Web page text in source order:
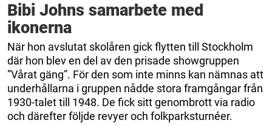
Bibi Johns samarbete med
ikonerna
När hon avslutat skolåren gick flytten till Stockholm
där hon blev en del av den prisade showgruppen
”Vårat gäng”. För den som inte minns kan nämnas att
underhållarna i gruppen nådde stora framgångar från
1930-talet till 1948. De fick sitt genombrott via radio
och därefter följde revyer och folkparksturnéer.